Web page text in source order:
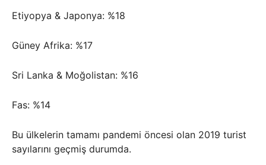
Etiyopya & Japonya: %18
Güney Afrika: %17
Sri Lanka & Moğolistan: %16
Fas: %14
Bu ülkelerin tamamı pandemi öncesi olan 2019 turist
sayılarını geçmiş durumda.